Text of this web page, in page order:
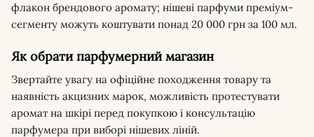
флакон брендового аромату; нішеві парфуми преміум-
сегменту можуть коштувати понад 20 000 грн за 100 мл.
Як обрати парфумерний магазин
Звертайте увагу на офіційне походження товару та
наявність акцизних марок, можливість протестувати
аромат на шкірі перед покупкою і консультацію
парфумера при виборі нішевих ліній.